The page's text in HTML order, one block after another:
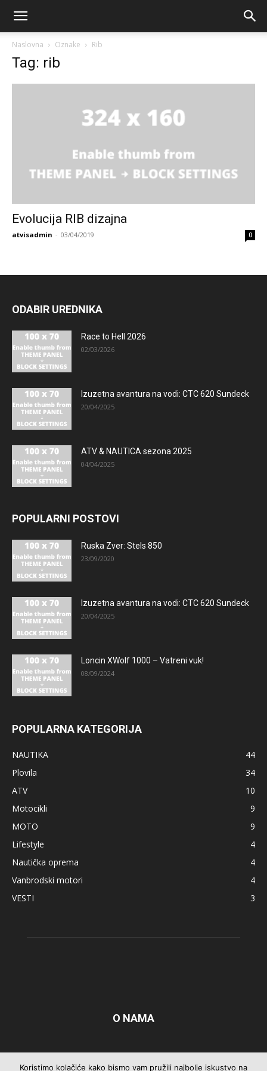
Naslovna Oznake Rib
Tag: rib
Evolucija RIB dizajna
atvisadmin - 03/04/2019 0
ODABIR UREDNIKA
Race to Hell 2026
02/03/2026
Izuzetna avantura na vodi: CTC 620 Sundeck
20/04/2025
ATV & NAUTICA sezona 2025
04/04/2025
POPULARNI POSTOVI
Ruska Zver: Stels 850
23/09/2020
Izuzetna avantura na vodi: CTC 620 Sundeck
20/04/2025
Loncin XWolf 1000 – Vatreni vuk!
08/09/2024
POPULARNA KATEGORIJA
NAUTIKA
44
Plovila
34
ATV
10
Motocikli
9
MOTO
9
Lifestyle
4
Nautička oprema
4
Vanbrodski motori
4
VESTI
3
O NAMA
Pratite nas
Koristimo kolačiće kako bismo vam pružili najbolje iskustvo na